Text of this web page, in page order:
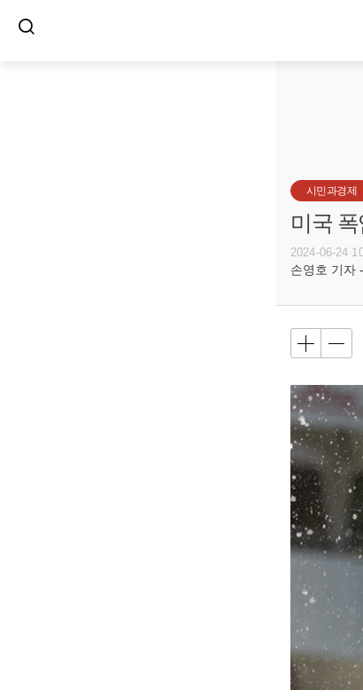
시민과경제
미국
2024-06-24
손영호 기자